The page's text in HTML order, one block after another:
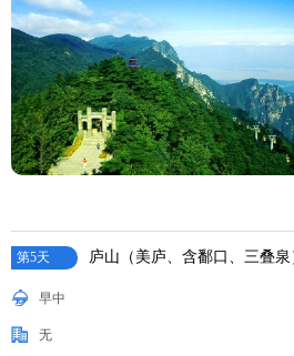
第5天 庐山（美庐、含鄱口、三叠泉
早中
无